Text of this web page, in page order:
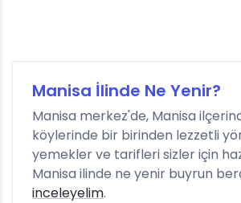
Manisa İlinde Ne Yenir?
Manisa merkez'de, Manisa
köylerinde bir birinden lezzetli
yemekler ve tarifleri sizler için
Manisa ilinde ne yenir buyrun
inceleyelim.